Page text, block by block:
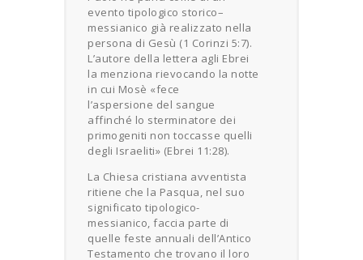
evento tipologico storico–
messianico già realizzato nella
persona di Gesù (1 Corinzi 5:7).
L’autore della lettera agli Ebrei
la menziona rievocando la notte
in cui Mosè «fece
l’aspersione del sangue
affinché lo sterminatore dei
primogeniti non toccasse quelli
degli Israeliti» (Ebrei 11:28).
La Chiesa cristiana avventista
ritiene che la Pasqua, nel suo
significato tipologico-
messianico, faccia parte di
quelle feste annuali dell’Antico
Testamento che trovano il loro